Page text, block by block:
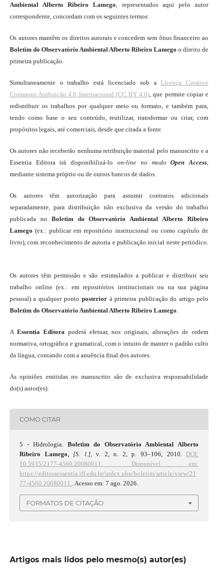
Ambiental Alberto Ribeiro Lamego , representados aqui pelo autor
correspondente, concordam com os seguintes termos:
Os autores mantêm os direitos autorais e concedem sem ônus financeiro ao
Boletim do Observatório Ambiental Alberto Ribeiro Lamegoo direito de
primeira publicação.
Simultaneamente o trabalho está licenciado sob a Licença Creative
Commons Atribuição 4.0 Internacional (CC BY 4.0) , que permite copiar e
redistribuir os trabalhos por qualquer meio ou formato, e também para,
tendo como base o seu conteúdo, reutilizar, transformar ou criar, com
propósitos legais, até comerciais, desde que citada a fonte.
Os autores não receberão nenhuma retribuição material pelo manuscrito e a
Essentia Editora irá disponibilizá-lo on-line no modo Open Access
mediante sistema próprio ou de outros bancos de dados.
Os autores têm autorização para assumir contratos adicionais
separadamente, para distribuição não exclusiva da versão do trabalho
publicada no Boletim do Observatório Ambiental Alberto Ribeiro
Lamego (ex.: publicar em repositório institucional ou como capítulo de
livro), com reconhecimento de autoria e publicação inicial neste periódico.
Os autores têm permissão e são estimulados a publicar e distribuir seu
trabalho online (ex.: em repositórios institucionais ou na sua página
pessoal) a qualquer ponto posterior à primeira publicação do artigo pelo
Boletim do Observatório Ambiental Alberto Ribeiro Lamego
A Essentia Editora poderá efetuar, nos originais, alterações de ordem
normativa, ortográfica e gramatical, com o intuito de manter o padrão culto
da língua, contando com a anuência final dos autores.
As opiniões emitidas no manuscrito são de exclusiva responsabilidade
do(s) autor(es).
COMO CITAR
5 - Hidrologia. Boletim do Observatório Ambiental Alberto
Ribeiro Lamego
[S. l.], v. 2, n. 2, p. 93–106, 2010. DOI:
10.5935/2177-4560.20080011.
Disponível em:
https://editoraessentia.iff.edu.br/index.php/boletim/article/view/21
77-4560.20080011.
. Acesso em: 7 ago. 2026.
FORMATOS DE CITAÇÃO
Artigos mais lidos pelo mesmo(s) autor(es)